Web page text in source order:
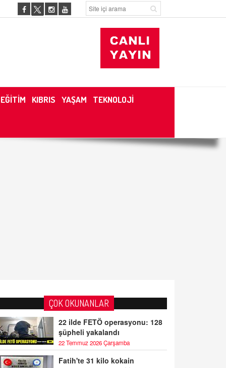
EĞİTİM KIBRIS YAŞAM TEKNOLOJİ
ÇOK OKUNANLAR
22 ilde FETÖ operasyonu: 128
şüpheli yakalandı
22 Temmuz 2026 Çarşamba
Fatih'te 31 kilo kokain